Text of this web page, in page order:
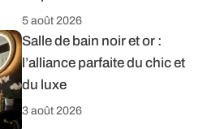
5 août 2026
Salle de bain noir et or :
l’alliance parfaite du chic et
du luxe
3 août 2026